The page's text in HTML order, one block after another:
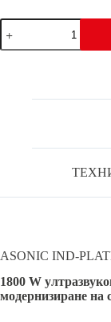
количество
за
IND-
ASONIC IND-
1800 W
модернизиране на